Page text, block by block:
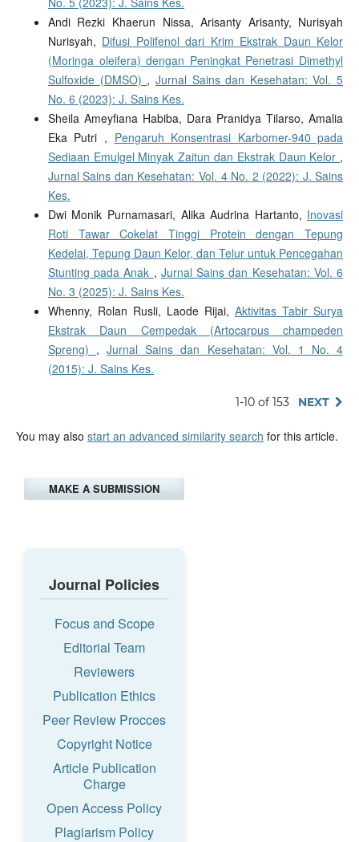
Andi Rezki Khaerun Nissa, Arisanty Arisanty, Nurisyah
Nurisyah, Difusi Polifenol dari Krim Ekstrak Daun Kelor
(Moringa oleifera) dengan Peningkat Penetrasi Dimethyl
Sulfoxide (DMSO) , Jurnal Sains dan Kesehatan: Vol. 5
No. 6 (2023): J. Sains Kes.
Sheila Ameyfiana Habiba, Dara Pranidya Tilarso, Amalia
Eka Putri , Pengaruh Konsentrasi Karbomer-940 pada
Sediaan Emulgel Minyak Zaitun dan Ekstrak Daun Kelor ,
Jurnal Sains dan Kesehatan: Vol. 4 No. 2 (2022): J. Sains
Kes.
Dwi Monik Purnamasari, Alika Audrina Hartanto, Inovasi
Roti Tawar Cokelat Tinggi Protein dengan Tepung
Kedelai, Tepung Daun Kelor, dan Telur untuk Pencegahan
Stunting pada Anak , Jurnal Sains dan Kesehatan: Vol. 6
No. 3 (2025): J. Sains Kes.
Whenny, Rolan Rusli, Laode Rijai,Aktivitas Tabir Surya
Ekstrak Daun Cempedak (Artocarpus champeden
Spreng) ,Jurnal Sains dan Kesehatan: Vol. 1 No. 4
(2015): J. Sains Kes.
1-10 of 153 NEXT
You may also start an advanced similarity search for this article.
MAKE A SUBMISSION
Journal Policies
Focus and Scope
Editorial Team
Reviewers
Publication Ethics
Peer Review Procces
Copyright Notice
Article Publication
Charge
Open Access Policy
Plagiarism Policy